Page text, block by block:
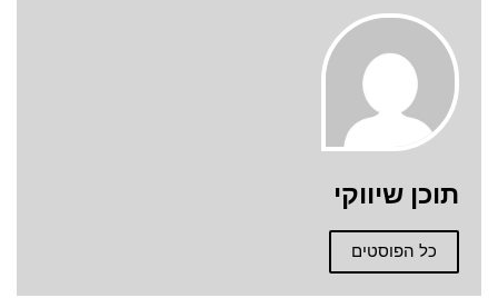
תוכן שיווקי
כל הפוסטים